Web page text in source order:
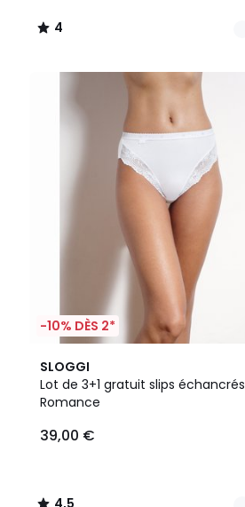
4
/
-10% DÈS 2*
SLOGGI
Lot de 3+1 gratuit slips échancrés
Romance
39,00 €
4,5
/ 5
2
Couleurs
4,5